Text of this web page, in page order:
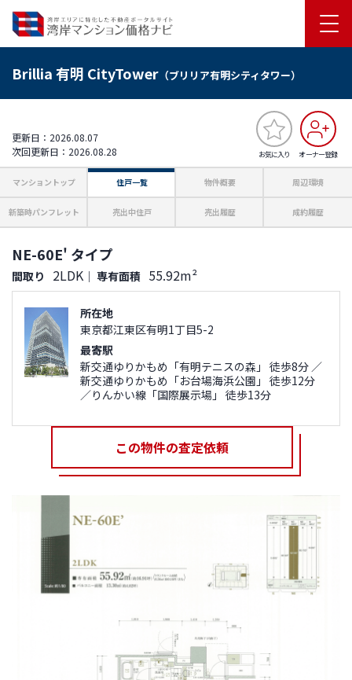
Brillia 有明 CityTower （ブリリア有明シティタワー）
お気に入り オーナー登録
更新日：2026.08.07
次回更新日：2026.08.28
マンショントップ 住戸一覧 物件概要 周辺環境
新築時パンフレット 売出中住戸 売出履歴 成約履歴
NE-60E' タイプ
間取り 2LDK ｜ 専有面積 55.92m²
所在地
東京都江東区有明1丁目5-2
最寄駅
新交通ゆりかもめ「有明テニスの森」 徒歩8分 ／
新交通ゆりかもめ「お台場海浜公園」 徒歩12分
／りんかい線「国際展示場」 徒歩13分
この物件の査定依頼